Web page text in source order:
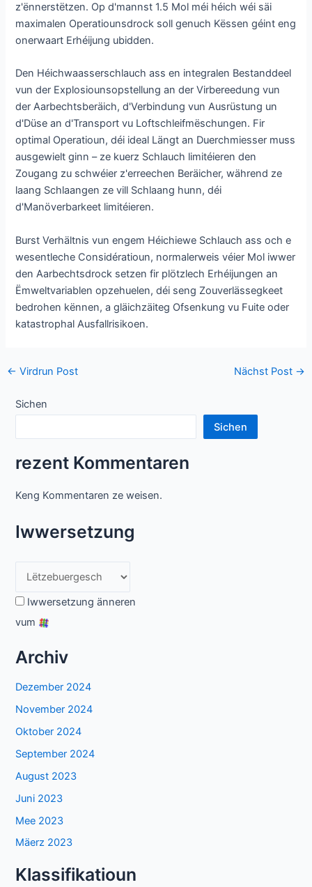
z'ënnerstëtzen. Op d'mannst 1.5 Mol méi héich wéi säi
maximalen Operatiounsdrock soll genuch Këssen géint eng
onerwaart Erhéijung ubidden.
Den Héichwaasserschlauch ass en integralen Bestanddeel
vun der Explosiounsopstellung an der Virbereedung vun
der Aarbechtsberäich, d'Verbindung vun Ausrüstung un
d'Düse an d'Transport vu Loftschleifmëschungen. Fir
optimal Operatioun, déi ideal Längt an Duerchmiesser muss
ausgewielt ginn – ze kuerz Schlauch limitéieren den
Zougang zu schwéier z'erreechen Beräicher, während ze
laang Schlaangen ze vill Schlaang hunn, déi
d'Manöverbarkeet limitéieren.
Burst Verhältnis vun engem Héichiewe Schlauch ass och e
wesentleche Considératioun, normalerweis véier Mol iwwer
den Aarbechtsdrock setzen fir plötzlech Erhéijungen an
Ëmweltvariablen opzehuelen, déi seng Zouverlässegkeet
bedrohen kënnen, a gläichzäiteg Ofsenkung vu Fuite oder
katastrophal Ausfallrisikoen.
Post
← Virdrun Post Nächst Post →
Sichen
Sichen
rezent Kommentaren
Keng Kommentaren ze weisen.
Iwwersetzung
Iwwersetzung änneren
vum
Archiv
Dezember 2024
November 2024
Oktober 2024
September 2024
August 2023
Juni 2023
Mee 2023
Mäerz 2023
Klassifikatioun